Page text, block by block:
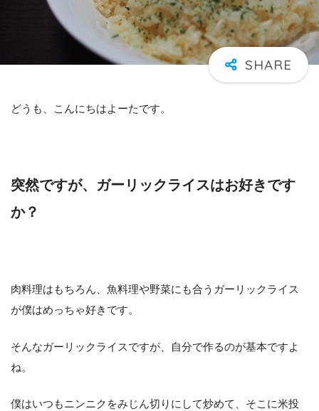
どうも、こんにちはよーたです。
突然ですが、ガーリックライスはお好きです
か？
肉料理はもちろん、魚料理や野菜にも合うガーリックライス
が僕はめっちゃ好きです。
そんなガーリックライスですが、自分で作るのが基本ですよ
ね。
僕はいつもニンニクをみじん切りにして炒めて、そこに米投